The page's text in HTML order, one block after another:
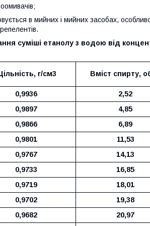
в мийних і мийних засобах,
суміші етанолу з водою від
г/см3 Вміст спирту,
0,9936 2,52
0,9897 4,85
0,9866 6,89
0,9801 11,53
0,9767 14,13
0,9733 16,85
0,9719 18,01
0,9702 19,38
0,9682 20,97